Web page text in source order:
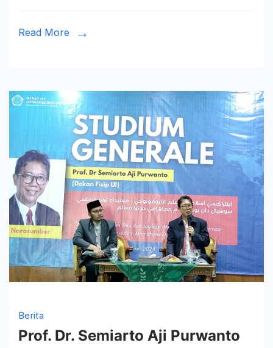
Arab
FIB
Read More
Berita
Prof. Dr. Semiarto Aji Purwanto